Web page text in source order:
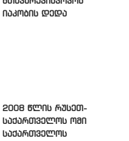
იაკობის დედა
2008 წლის რუსეთ-
საქართველოს ომი
საქართველოს